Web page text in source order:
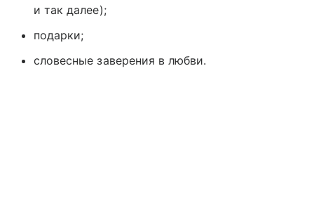
и так далее);
подарки;
словесные заверения в любви.